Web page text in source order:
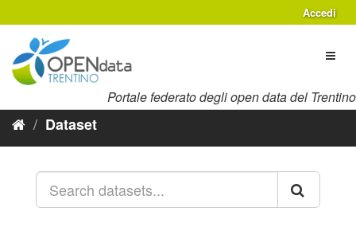
al
contenuto
Accedi
Portale federato degli open data del Trentino
Dataset